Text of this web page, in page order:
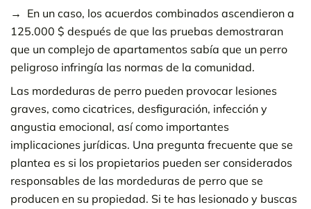
En un caso, los acuerdos combinados ascendieron a
125.000 $ después de que las pruebas demostraran
que un complejo de apartamentos sabía que un perro
peligroso infringía las normas de la comunidad.
Las mordeduras de perro pueden provocar lesiones
graves, como cicatrices, desfiguración, infección y
angustia emocional, así como importantes
implicaciones jurídicas. Una pregunta frecuente que se
plantea es si los propietarios pueden ser considerados
responsables de las mordeduras de perro que se
producen en su propiedad. Si te has lesionado y buscas